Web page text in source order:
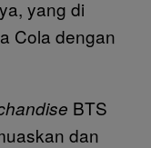
yang di
Cola dengan
BTS
dan